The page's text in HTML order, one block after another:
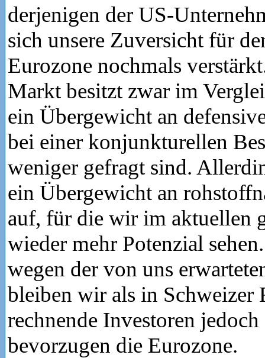
derjenigen der US-
sich unsere Zuversicht für
Eurozone nochmals
Markt besitzt zwar im
ein Übergewicht an
bei einer konjunkturellen
weniger gefragt sind.
ein Übergewicht an
auf, für die wir im aktuellen
wieder mehr Potenzial
wegen der von uns
bleiben wir als in Schweizer
rechnende Investoren
bevorzugen die Eurozone.